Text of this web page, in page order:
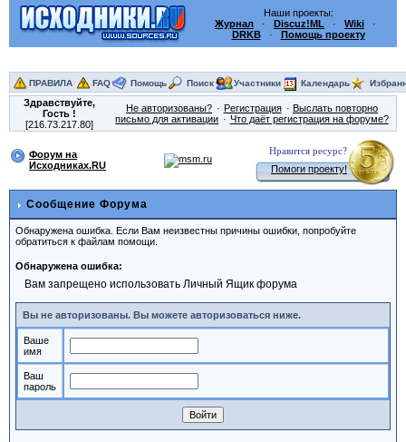
Наши проекты:
Журнал · Discuz!ML · Wiki ·
DRKB· Помощь проекту
ПРАВИЛА FAQ Помощь Поиск Участники Календарь
Здравствуйте,
Гость!
[216.73.217.80]
Не авторизованы? Регистрация
Выслать повторно
письмо для активации
Что даёт регистрация на форуме?
Форум на
Исходниках.RU
Нравится ресурс?
Помоги проекту!
Сообщение Форума
Обнаружена ошибка. Если Вам неизвестны причины ошибки, попробуйте
обратиться к файлам помощи.
Обнаружена ошибка:
Вам запрещено использовать Личный Ящик форума
Вы не авторизованы. Вы можете авторизоваться ниже.
Ваше
имя
Ваш
пароль